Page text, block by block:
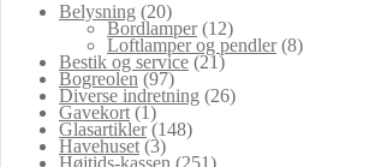
Belysning (20)
Bordlamper (12)
Loftlamper og pendler (8)
Bestik og service (21)
Bogreolen (97)
Diverse indretning (26)
Gavekort (1)
Glasartikler (148)
Havehuset (3)
Højtids-kassen (251)